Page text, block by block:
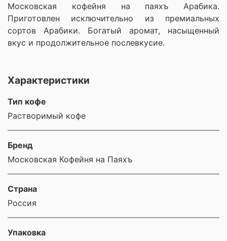
Московская кофейня на паяхъ Арабика.
Приготовлен исключительно из премиальных
сортов Арабики. Богатый аромат, насыщенный
вкус и продолжительное послевкусие.
Характеристики
Тип кофе
Растворимый кофе
Бренд
Московская Кофейня на Паяхъ
Страна
Россия
Упаковка